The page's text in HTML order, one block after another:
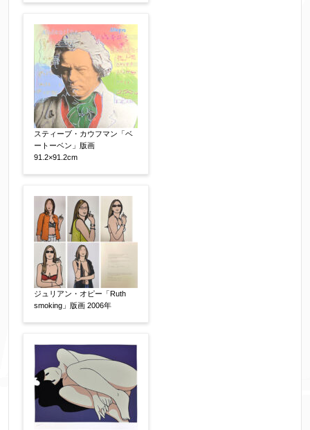
スティーブ・カウフマン「ベ
ートーベン」版画
91.2×91.2cm
ジュリアン・オピー「Ruth
smoking」版画 2006年